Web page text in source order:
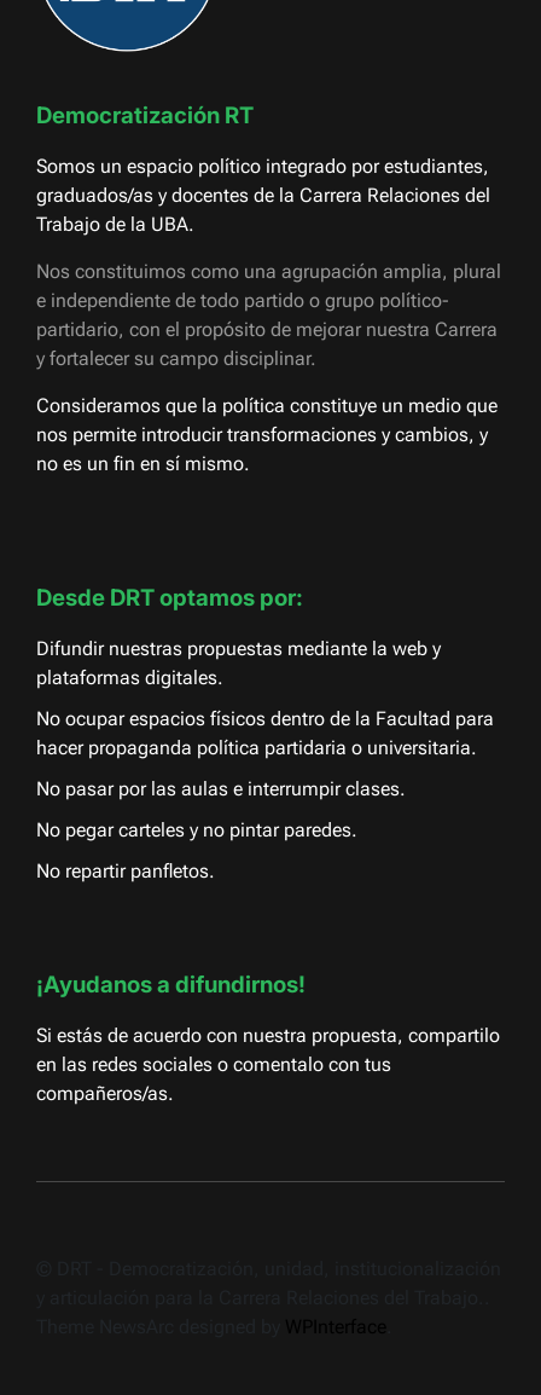
Democratización RT
Somos un espacio político integrado por estudiantes,
graduados/as y docentes de la Carrera Relaciones del
Trabajo de la UBA.
Nos constituimos como una agrupación amplia, plural
e independiente de todo partido o grupo político-
partidario, con el propósito de mejorar nuestra Carrera
y fortalecer su campo disciplinar.
Consideramos que la política constituye un medio que
nos permite introducir transformaciones y cambios, y
no es un fin en sí mismo.
Desde DRT optamos por:
Difundir nuestras propuestas mediante la web y
plataformas digitales.
No ocupar espacios físicos dentro de la Facultad para
hacer propaganda política partidaria o universitaria.
No pasar por las aulas e interrumpir clases.
No pegar carteles y no pintar paredes.
No repartir panfletos.
¡Ayudanos a difundirnos!
Si estás de acuerdo con nuestra propuesta, compartilo
en las redes sociales o comentalo con tus
compañeros/as.